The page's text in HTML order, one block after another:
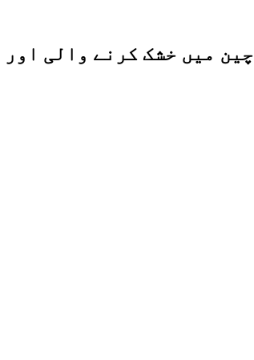
چین میں خشک کرنے والی